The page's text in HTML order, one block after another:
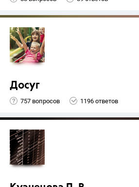
Досуг
757 вопросов 1196 ответов